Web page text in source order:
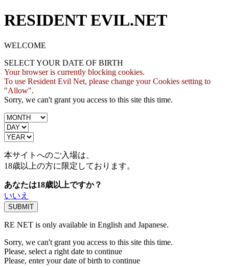
RESIDENT EVIL.NET
WELCOME
SELECT YOUR DATE OF BIRTH
Your browser is currently blocking cookies.
To use Resident Evil Net, please change your Cookies setting to
"Allow".
Sorry, we can't grant you access to this site this time.
本サイトへのご入場は、
18歳以上の方に限定しております。
あなたは18歳以上ですか？
いいえ
RE NET is only available in English and Japanese.
Sorry, we can't grant you access to this site this time.
Please, select a right date to continue
Please, enter your date of birth to continue